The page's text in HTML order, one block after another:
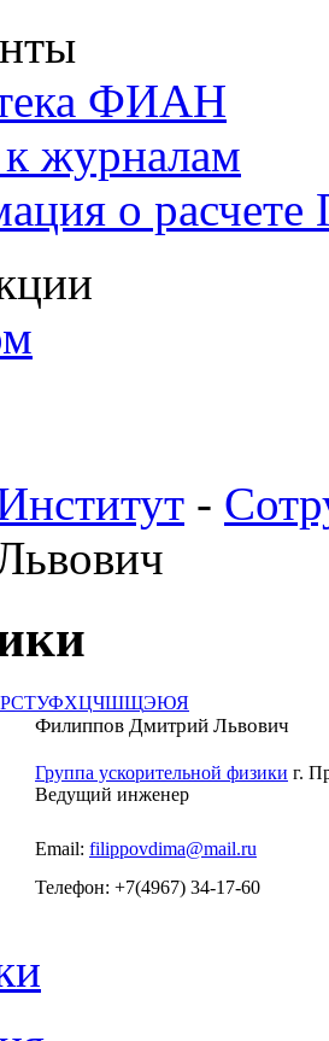
ФИАН
журналам
о
-
РСТУФХЦЧШЩЭЮЯ
Филиппов Дмитрий Львович
Группа ускорительной физики г.
Ведущий инженер
Email: filippovdima@mail.ru
Телефон: +7(4967) 34-17-60